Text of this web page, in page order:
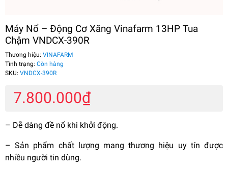
Máy Nổ – Động Cơ Xăng Vinafarm 13HP Tua
Chậm VNDCX-390R
Thương hiệu: VINAFARM
Tình trạng: Còn hàng
SKU: VNDCX-390R
7.800.000₫
– Dễ dàng đề nổ khi khởi động.
– Sản phẩm chất lượng mang thương hiệu uy tín được
nhiều người tin dùng.